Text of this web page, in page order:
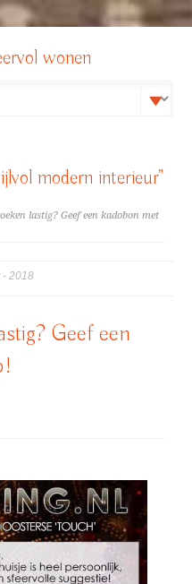
wonen
modern interieur"
lastig? Geef een kadobon met
2018
Geef een